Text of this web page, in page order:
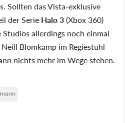
Sollten das Vista-exklusive
der Serie Halo 3(Xbox 360)
allerdings noch einmal
Blomkamp im Regiestuhl
nichts mehr im Wege stehen.